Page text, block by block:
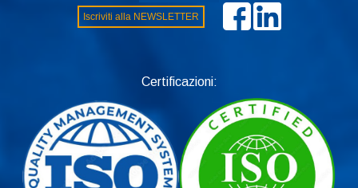
Iscriviti alla NEWSLETTER
Certificazioni: